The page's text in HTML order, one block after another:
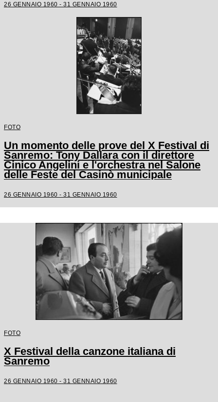
26 GENNAIO 1960 - 31 GENNAIO 1960
FOTO
Un momento delle prove del X Festival di
Sanremo: Tony Dallara con il direttore
Cinico Angelini e l'orchestra nel Salone
delle Feste del Casinò municipale
26 GENNAIO 1960 - 31 GENNAIO 1960
FOTO
X Festival della canzone italiana di
Sanremo
26 GENNAIO 1960 - 31 GENNAIO 1960